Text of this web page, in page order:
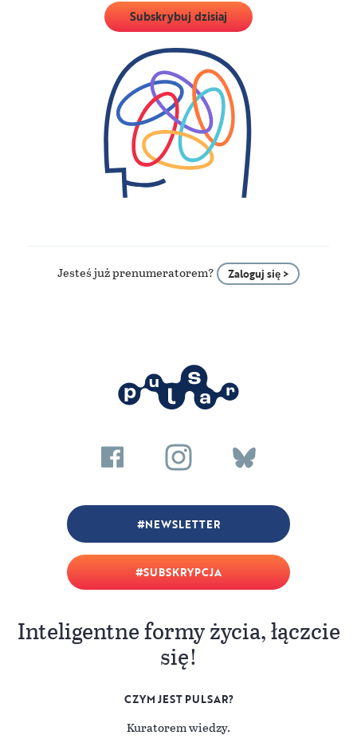
Subskrybuj dzisiaj
Jesteś już prenumeratorem? Zaloguj się >
SUBSKRYPCJA
NEWSLETTER
Inteligentne formy życia, łączcie
się!
CZYM JEST PULSAR?
Kuratorem wiedzy.